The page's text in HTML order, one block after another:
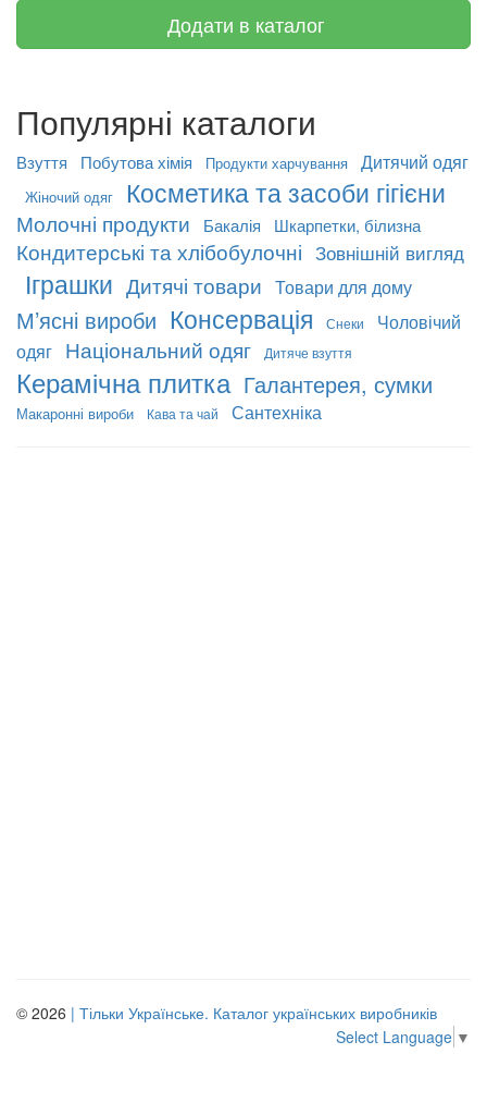
Додати в каталог
Популярні каталоги
Взуття Побутова хімія Продукти харчування Дитячий одяг
Жіночий одяг Косметика та засоби гігієни
Молочні продукти Бакалія Шкарпетки, білизна
Кондитерські та хлібобулочні Зовнішній вигляд
Іграшки Дитячі товари Товари для дому
М’ясні вироби Консервація Снеки
Чоловічий
одяг Національний одяг Дитяче взуття
Керамічна плитка Галантерея, сумки
Макаронні вироби Кава та чай Сантехніка
© 2026 | Тільки Українське. Каталог українських виробників
Select Language ▼